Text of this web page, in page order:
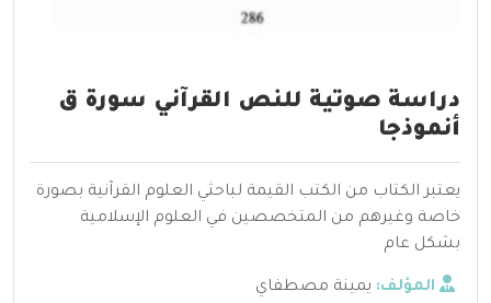
دراسة صوتية للنص القرآني سورة ق
أنموذجا
يعتبر الكتاب من الكتب القيمة لباحثي العلوم القرآنية بصورة
خاصة وغيرهم من المتخصصين في العلوم الإسلامية
بشكل عام
المؤلف: يمينة مصطفاي